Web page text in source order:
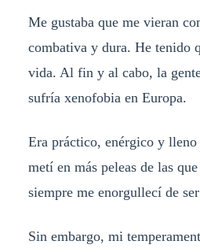
Me gustaba que me vieran
combativa y dura. He tenido
vida. Al fin y al cabo, la
sufría xenofobia en Europa.
Era práctico, enérgico y
metí en más peleas de las
siempre me enorgullecí de
Sin embargo, mi